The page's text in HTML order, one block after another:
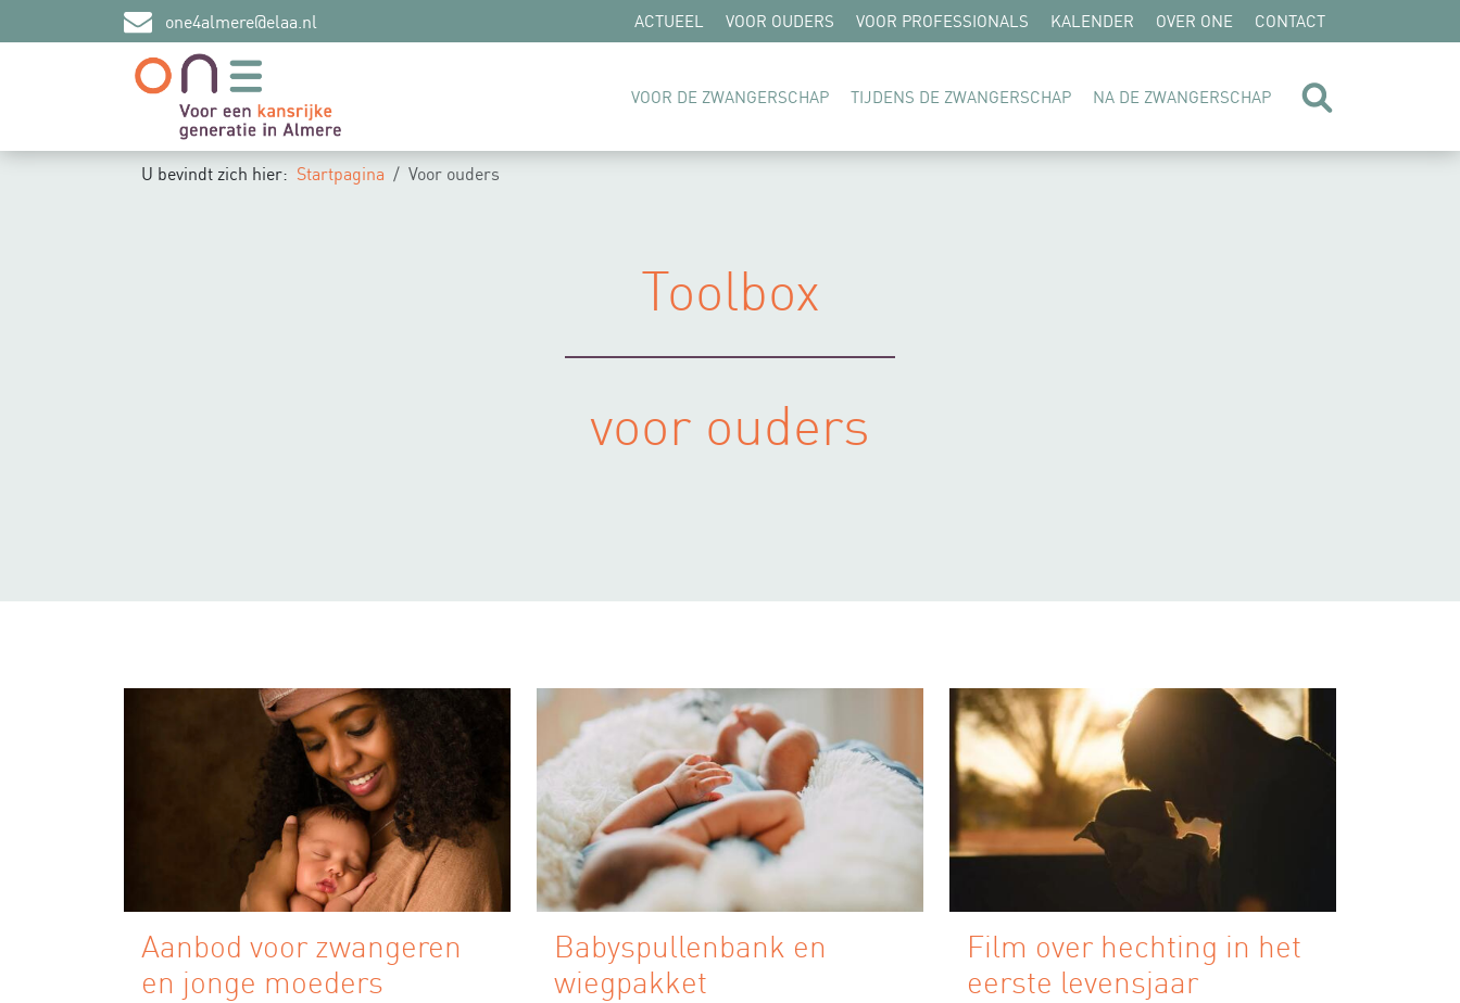
one4almere@elaa.nl ACTUEEL VOOR OUDERS VOOR PROFESSIONALS KALENDER OVER ONE CONTACT
VOOR DE ZWANGERSCHAP TIJDENS DE ZWANGERSCHAP NA DE ZWANGERSCHAP
U bevindt zich hier: Startpagina Voor ouders
Toolbox
voor ouders
Aanbod voor zwangeren
en jonge moeders
Babyspullenbank en
wiegpakket
Film over hechting in het
eerste levensjaar